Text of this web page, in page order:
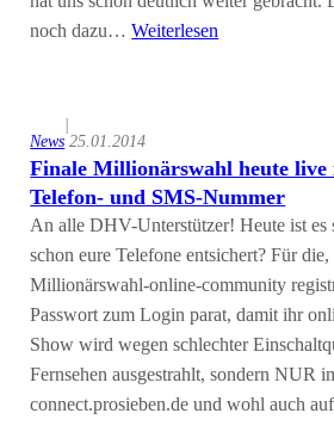
noch dazu…Weiterlesen
News
|
25.01.2014
Finale Millionärswahl heute
Telefon- und SMS-Nummer
An alle DHV-Unterstützer! Heute ist es
schon eure Telefone entsichert? Für
Millionärswahl-online-community
Passwort zum Login parat, damit ihr
Show wird wegen schlechter
Fernsehen ausgestrahlt, sondern NUR
connect.prosieben.de und wohl auch